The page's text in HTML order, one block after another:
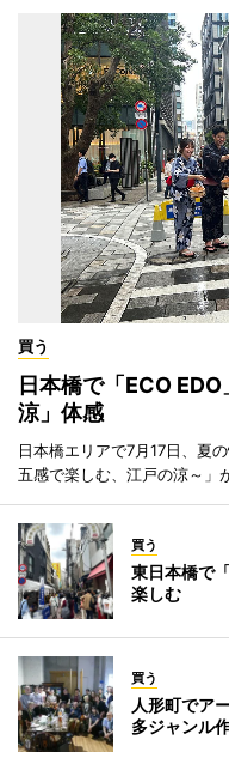
買う
日本橋で「ECO
涼」体感
日本橋エリアで7月17日、夏
五感で楽しむ、江戸の涼～」
買う
東日本橋で
楽しむ
買う
人形町でア
多ジャンル